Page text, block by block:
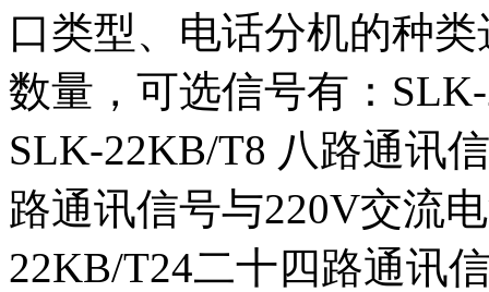
口类型、电话分机的种
数量，可选信号有：
SLK-22KB/T8 八路通讯
路通讯信号与220V交流
22KB/T24二十四路通讯